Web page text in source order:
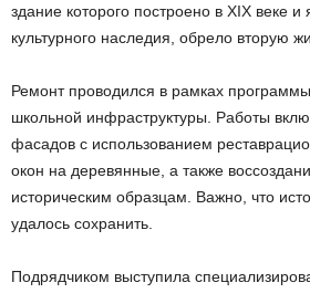
здание которого построено в XIX веке и
культурного наследия, обрело вторую
Ремонт проводился в рамках
школьной инфраструктуры. Работы
фасадов с использованием
окон на деревянные, а также
историческим образцам. Важно, что
удалось сохранить.
Подрядчиком выступила